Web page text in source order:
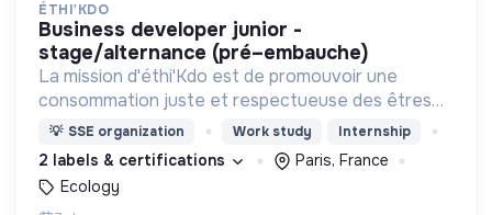
ÉTHI'KDO
business developer junior -
stage/alternance (pré–embauche)
La mission d'éthi'Kdo est de promouvoir une
consommation juste et respectueuse des êtres
vivants et de la planète
💡 SSE organization Work study Internship
2 labels & certifications
Paris, France
Ecology